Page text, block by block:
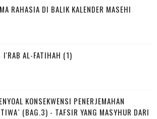
RAHASIA DI BALIK KALENDER MASEHI
I'RAB AL-FATIHAH (1)
KONSEKWENSI PENERJEMAHAN
(BAG.3) - TAFSIR YANG MASYHUR DARI